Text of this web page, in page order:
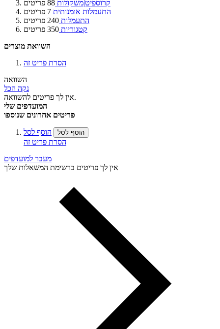
קרוספיט|משקולות 88 פריטים
התעמלות אומנותית 7 פריטים
התעמלות 240 פריטים
קטגוריות 350 פריטים
השוואת מוצרים
הסרת פריט זה
השוואה
נקה הכל
אין לך פריטים להשוואה.
המועדפים שלי
פריטים אחרונים שנוספו
הוסף לסל הוסף לסל
הסרת פריט זה
מעבר למועדפים
אין לך פריטים ברשימת המשאלות שלך